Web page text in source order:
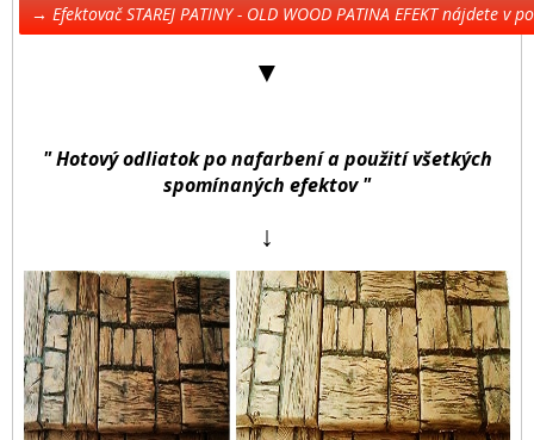
→ Efektovač STAREJ PATINY - OLD WOOD PATINA EFEKT nájdete
▼
" Hotový odliatok po nafarbení a použití všetkých
spomínaných efektov "
↓